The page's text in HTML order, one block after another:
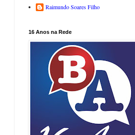
Raimundo Soares Filho
16 Anos na Rede